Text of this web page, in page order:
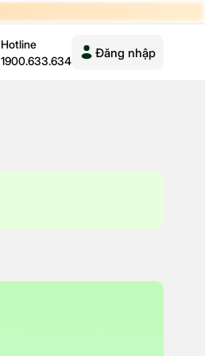
Hotline
1900.633.634
Đăng nhập